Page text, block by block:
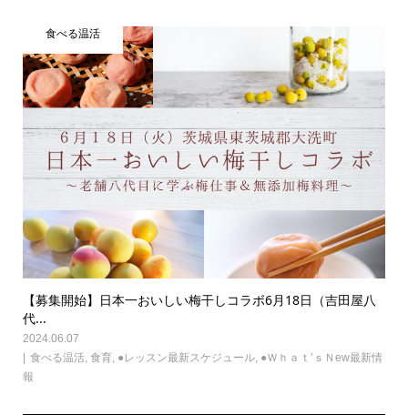
食べる温活
【募集開始】日本一おいしい梅干しコラボ6月18日（吉田屋八
代...
2024.06.07
食べる温活, 食育, ●レッスン最新スケジュール, ●Ｗｈａｔ’ｓＮew最新情
報